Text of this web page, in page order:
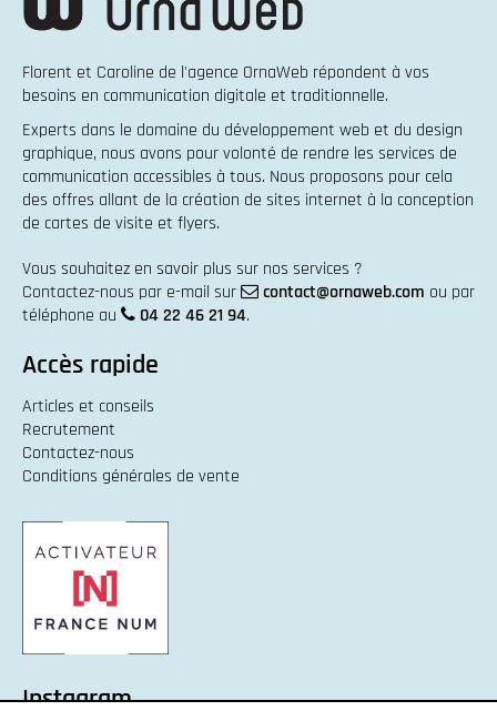
Florent et Caroline de l'agence OrnaWeb répondent à vos
besoins en communication digitale et traditionnelle.
Experts dans le domaine du développement web et du design
graphique, nous avons pour volonté de rendre les services de
communication accessibles à tous. Nous proposons pour cela
des offres allant de la création de sites internet à la conception
de cartes de visite et flyers.
Vous souhaitez en savoir plus sur nos services ?
Contactez-nous par e-mail sur
contact@ornaweb.com ou par
téléphone au
04 22 46 21 94.
Accès rapide
Articles et conseils
Recrutement
Contactez-nous
Conditions générales de vente
Instagram